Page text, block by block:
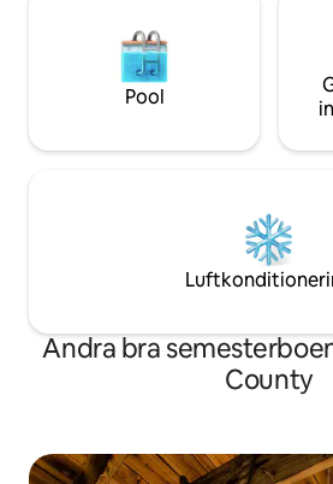
Pool
Andra bra
County